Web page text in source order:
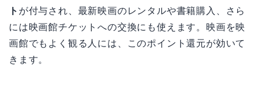
ト が付与され、最新映画のレンタルや書籍購入、さら
には映画館チケットへの交換にも使えます。映画を映
画館でもよく観る人には、このポイント還元が効いて
きます。